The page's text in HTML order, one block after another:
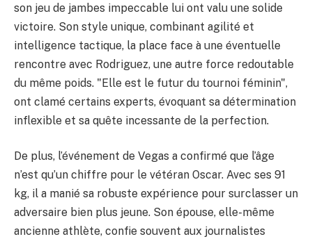
son jeu de jambes impeccable lui ont valu une solide
victoire. Son style unique, combinant agilité et
intelligence tactique, la place face à une éventuelle
rencontre avec Rodriguez, une autre force redoutable
du même poids. "Elle est le futur du tournoi féminin",
ont clamé certains experts, évoquant sa détermination
inflexible et sa quête incessante de la perfection.
De plus, l’événement de Vegas a confirmé que l’âge
n’est qu’un chiffre pour le vétéran Oscar. Avec ses 91
kg, il a manié sa robuste expérience pour surclasser un
adversaire bien plus jeune. Son épouse, elle-même
ancienne athlète, confie souvent aux journalistes